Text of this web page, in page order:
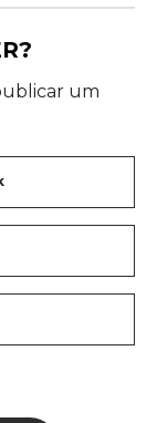
um